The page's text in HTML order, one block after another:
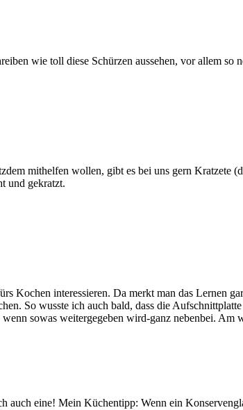
wie toll diese Schürzen aussehen, vor allem
mithelfen wollen, gibt es bei uns gern Kratzete
und gekratzt.
Kochen interessieren. Da merkt man das Lernen
So wusste ich auch bald, dass die
sowas weitergegeben wird-ganz nebenbei.
auch eine! Mein Küchentipp: Wenn ein